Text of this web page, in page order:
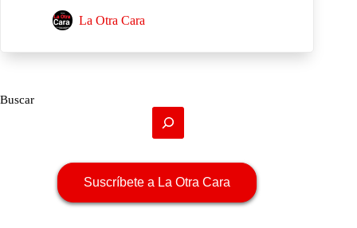
La Otra Cara
Buscar
Suscríbete a La Otra Cara